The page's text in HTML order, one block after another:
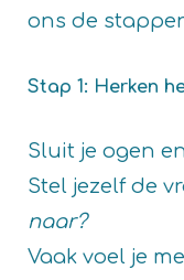
ons de
Stap 1: Herken
Sluit je ogen
Stel jezelf de
naar?
Vaak voel je